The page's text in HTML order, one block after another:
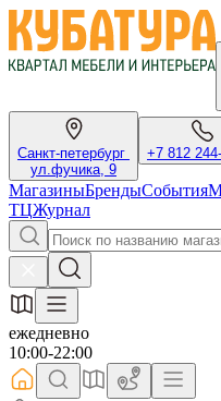
Санкт-петербург
ул.фучика, 9
+7 812
МагазиныБрендыСобытия
ТЦЖурнал
ежедневно
10:00-22:00